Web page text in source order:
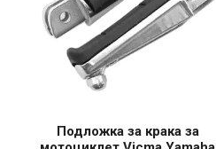
Подложка за крака за